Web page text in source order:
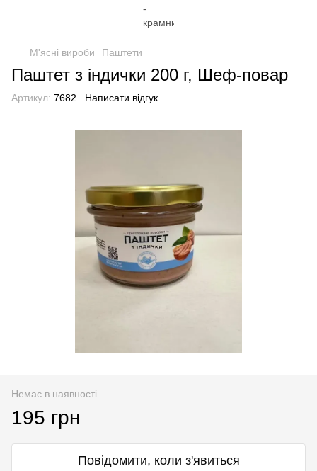
М'ясні вироби Паштети
Паштет з індички 200 г, Шеф-повар
Артикул: 7682 Написати відгук
Немає в наявності
195 грн
Повідомити, коли з'явиться